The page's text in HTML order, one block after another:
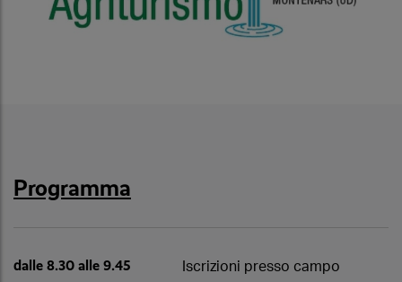
Programma
dalle 8.30 alle 9.45
Iscrizioni presso campo